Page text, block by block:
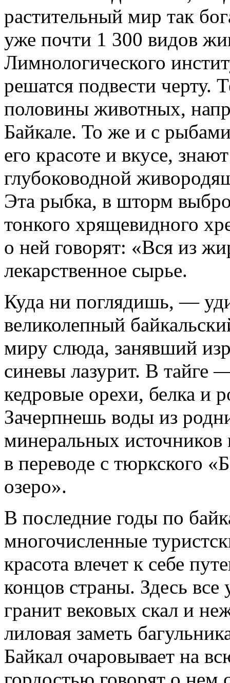
растительный мир так
уже почти 1 300 видов
Лимнологического
решатся подвести черту.
половины животных,
Байкале. То же и с
его красоте и вкусе,
глубоководной
Эта рыбка, в шторм
тонкого хрящевидного
о ней говорят: «Вся из
лекарственное сырье.
Куда ни поглядишь, —
великолепный
миру слюда, занявший
синевы лазурит. В тайге
кедровые орехи, белка и
Зачерпнешь воды из
минеральных
в переводе с тюркского
озеро».
В последние годы по
многочисленные
красота влечет к себе
концов страны. Здесь все
гранит вековых скал и
лиловая заметь
Байкал очаровывает на